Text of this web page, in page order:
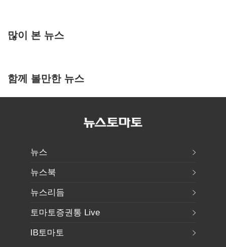
많이 본 뉴스
함께 볼만한 뉴스
뉴스
뉴스북
뉴스리듬
토마토증권통 Live
IB토마토